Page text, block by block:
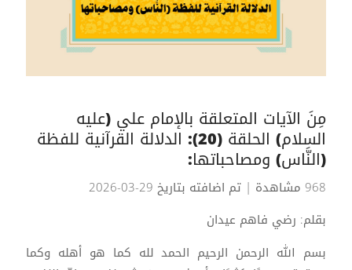
مِنَ الآيات المتعلقة بالإمام علي (عليه
السلام) الحلقة (20): الدلالة القرآنية للفظة
(النَّاس) ومصاحباتها:
968 مشاهدة
| تم اضافته بتاريخ 29-03-2026
بقلم: رضي فاهم عيدان
بسم الله الرحمن الرحيم الحمد لله كما هو أهله وكما